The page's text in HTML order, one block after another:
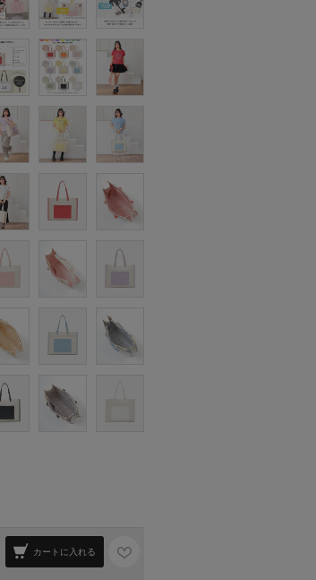
カートに入れる